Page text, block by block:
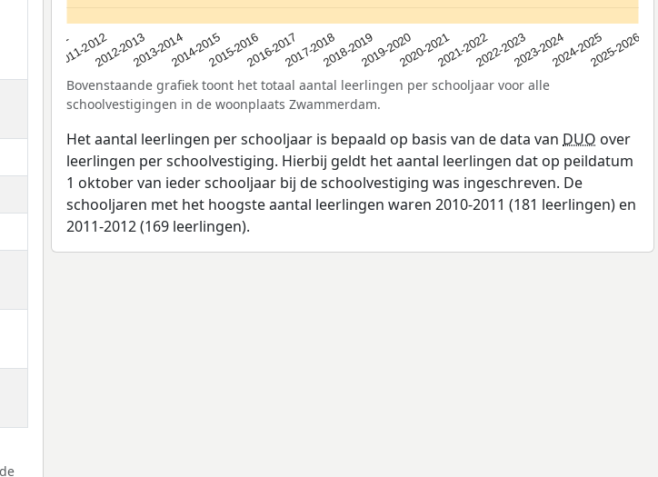
2010-20112011-20122012-20132013-20142014-20152015-20162016-20172017-20182018-20192019-20202020-20212021-20222022-20232023-20242024-20252025-2026
Bovenstaande grafiek toont het totaal aantal leerlingen per schooljaar voor alle
schoolvestigingen in de woonplaats Zwammerdam.
Het aantal leerlingen per schooljaar is bepaald op basis van de data van DUO over
leerlingen per schoolvestiging. Hierbij geldt het aantal leerlingen dat op peildatum
1 oktober van ieder schooljaar bij de schoolvestiging was ingeschreven. De
schooljaren met het hoogste aantal leerlingen waren 2010-2011 (181 leerlingen) en
2011-2012 (169 leerlingen).